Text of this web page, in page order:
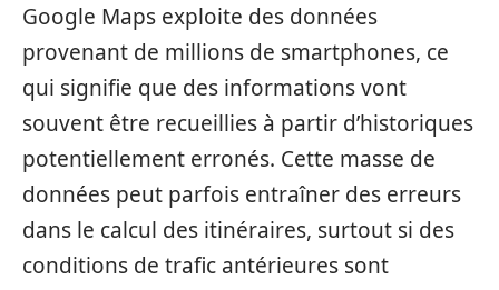
Google Maps exploite des données
provenant de millions de smartphones, ce
qui signifie que des informations vont
souvent être recueillies à partir d’historiques
potentiellement erronés. Cette masse de
données peut parfois entraîner des erreurs
dans le calcul des itinéraires, surtout si des
conditions de trafic antérieures sont